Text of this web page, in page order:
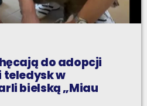
do adopcji
teledysk w
bielską „Miau